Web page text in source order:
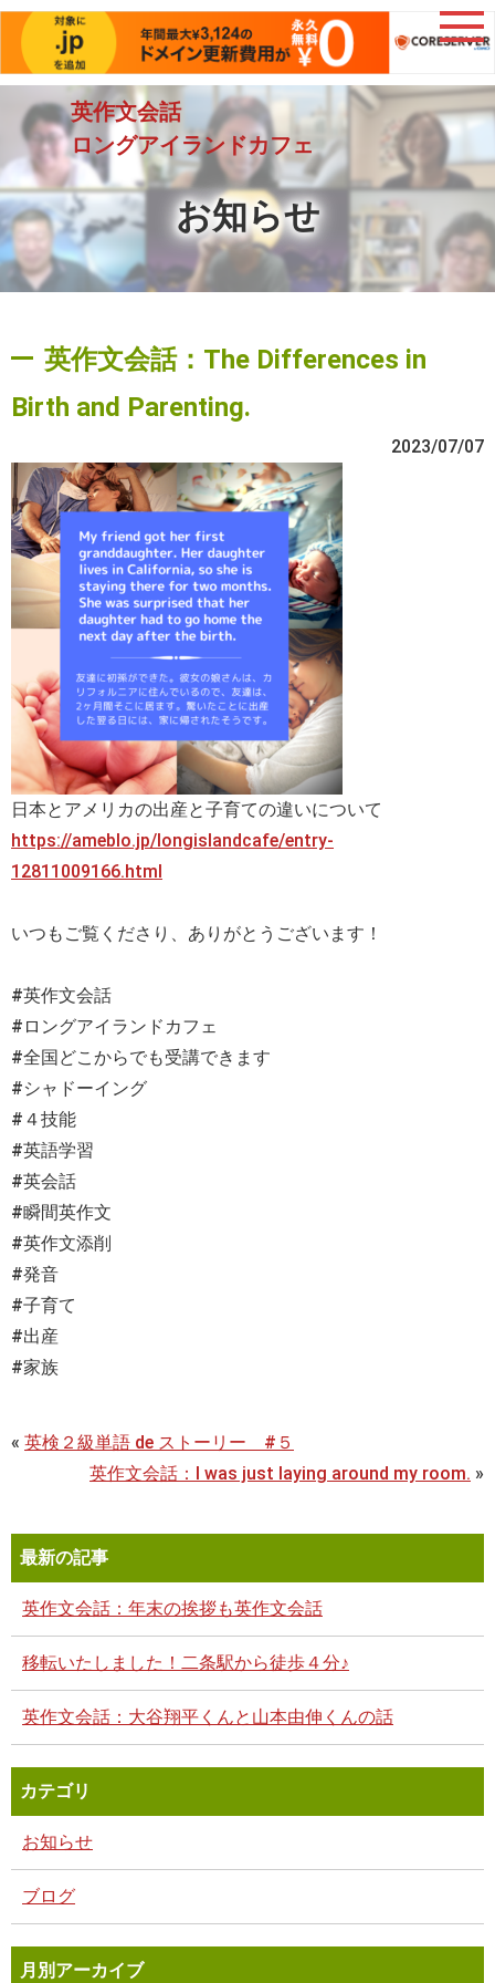
英作文会話
ロングアイランドカフェ
お知らせ
英作文会話：The Differences in
Birth and Parenting.
2023/07/07
日本とアメリカの出産と子育ての違いについて
https://ameblo.jp/longislandcafe/entry-
12811009166.html
いつもご覧くださり、ありがとうございます！
#英作文会話
#ロングアイランドカフェ
#全国どこからでも受講できます
#シャドーイング
#４技能
#英語学習
#英会話
#瞬間英作文
#英作文添削
#発音
#子育て
#出産
#家族
« 英検２級単語 de ストーリー #５
英作文会話：I was just laying around my room. »
最新の記事
英作文会話：年末の挨拶も英作文会話
移転いたしました！二条駅から徒歩４分♪
英作文会話：大谷翔平くんと山本由伸くんの話
カテゴリ
お知らせ
ブログ
月別アーカイブ